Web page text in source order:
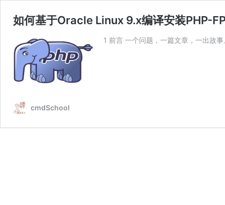
如何基于Oracle Linux 9.x编译安装PHP-
1 前言 一个问题，一篇文章，一出故
cmdSchool